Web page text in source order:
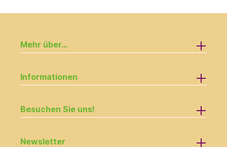
Mehr über...
Informationen
Besuchen Sie uns!
Newsletter